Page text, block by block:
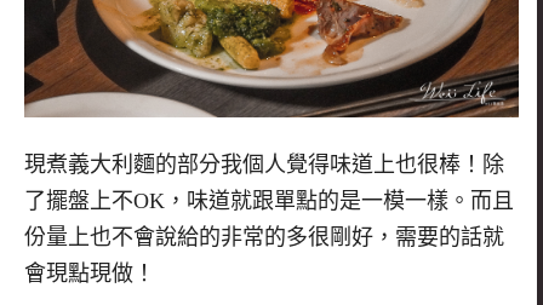
現煮義大利麵的部分我個人覺得味道上也很棒！除
了擺盤上不OK ，味道就跟單點的是一模一樣。而且
份量上也不會說給的非常的多很剛好，需要的話就
會現點現做！